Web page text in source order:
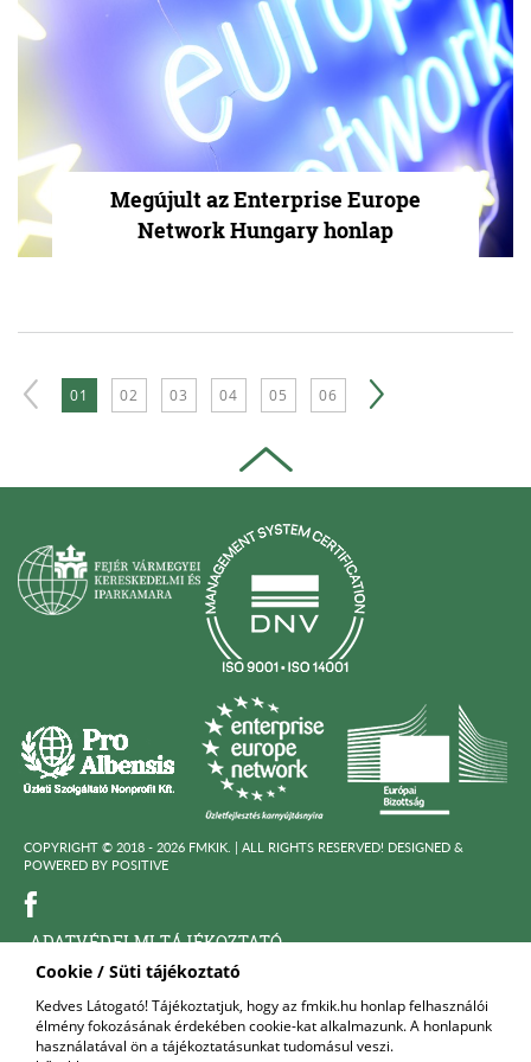
Cookie / Süti tájékoztató
Kedves Látogató! Tájékoztatjuk, hogy az fmkik.hu honlap felhasználói
élmény fokozásának érdekében cookie-kat alkalmazunk. A honlapunk
használatával ön a tájékoztatásunkat tudomásul veszi.
Megújult az Enterprise Europe
Network Hungary honlap
01 02 03 04 05 06
COPYRIGHT © 2018 - 2026 FMKIK. | ALL RIGHTS RESERVED! DESIGNED &
POWERED BY POSITIVE
ADATVÉDELMI TÁJÉKOZTATÓ
FELNŐTTKÉPZŐ SZERVEZET